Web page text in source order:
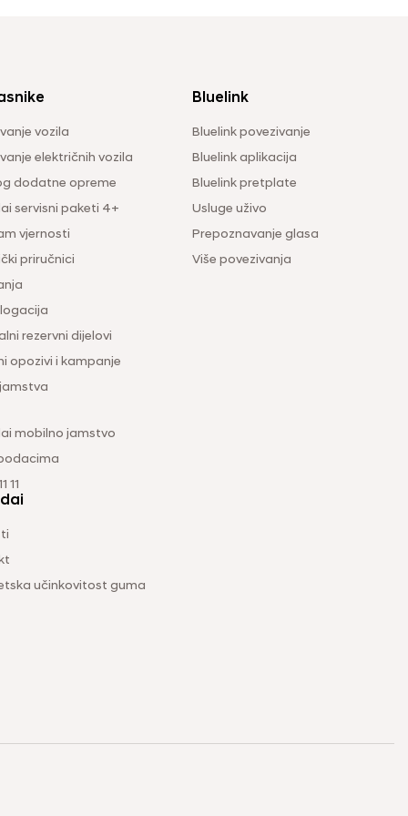
vozila
električnih vozila
dodatne opreme
servisni paketi 4+
vjernosti
priručnici
rezervni dijelovi
opozivi i kampanje
mobilno jamstvo
11
Bluelink
Bluelink povezivanje
Bluelink aplikacija
Bluelink pretplate
Usluge uživo
Prepoznavanje glasa
Više povezivanja
učinkovitost guma